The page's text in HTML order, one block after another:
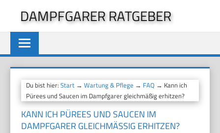
springen
DAMPFGARER RATGEBER
Du bist hier:Start →Wartung & Pflege → FAQ → Kann ich
Pürees und Saucen im Dampfgarer gleichmäßig erhitzen?
KANN ICH PÜREES UND SAUCEN IM
DAMPFGARER GLEICHMÄSSIG ERHITZEN?